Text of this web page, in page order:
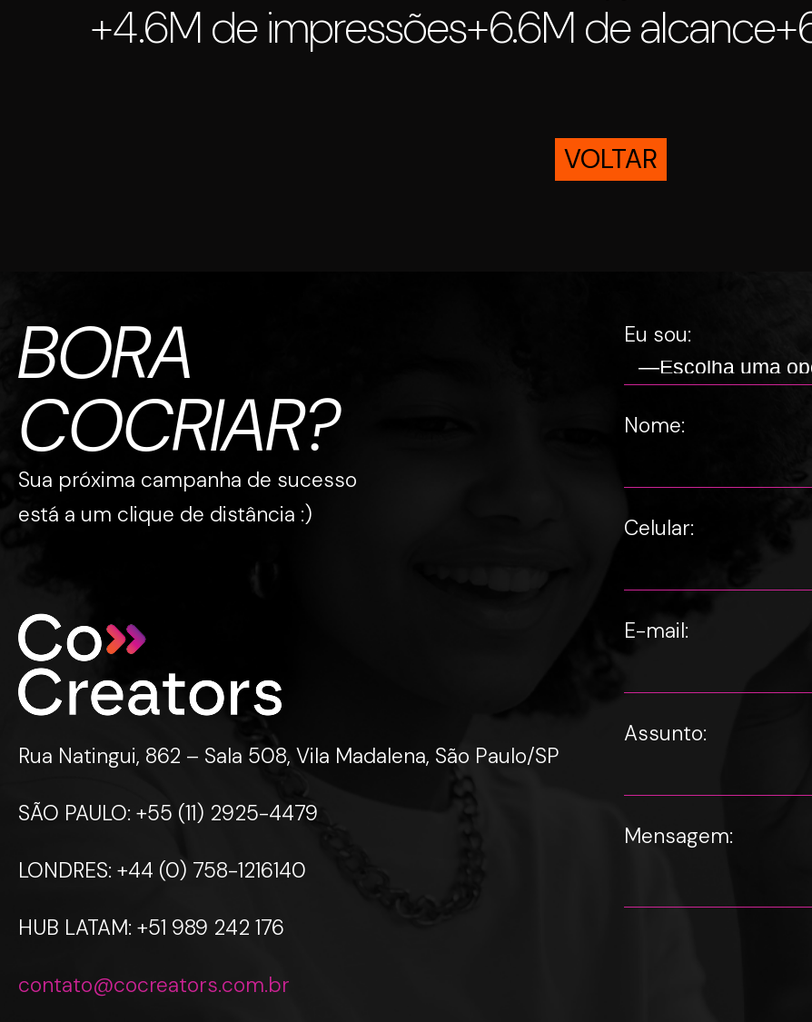
+4.6M de impressões+6.6M de alcance
VOLTAR
BORA
COCRIAR?
Sua próxima campanha de sucesso
está a um clique de distância :)
Rua Natingui, 862 – Sala 508, Vila Madalena, São Paulo/SP
SÃO PAULO: +55 (11) 2925-4479
LONDRES: +44 (0) 758-1216140
HUB LATAM: +51 989 242 176
contato@cocreators.com.br
Eu sou:
Nome:
Celular:
E-mail:
Assunto:
Mensagem: